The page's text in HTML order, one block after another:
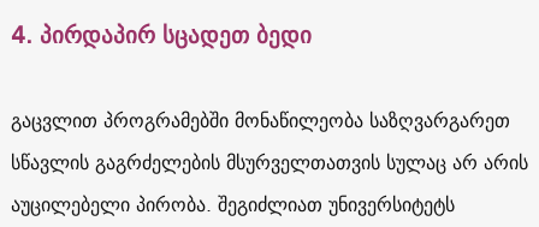
4. პირდაპირ სცადეთ ბედი
გაცვლით პროგრამებში მონაწილეობა საზღვარგარეთ
სწავლის გაგრძელების მსურველთათვის სულაც არ არის
აუცილებელი პირობა. შეგიძლიათ უნივერსიტეტს